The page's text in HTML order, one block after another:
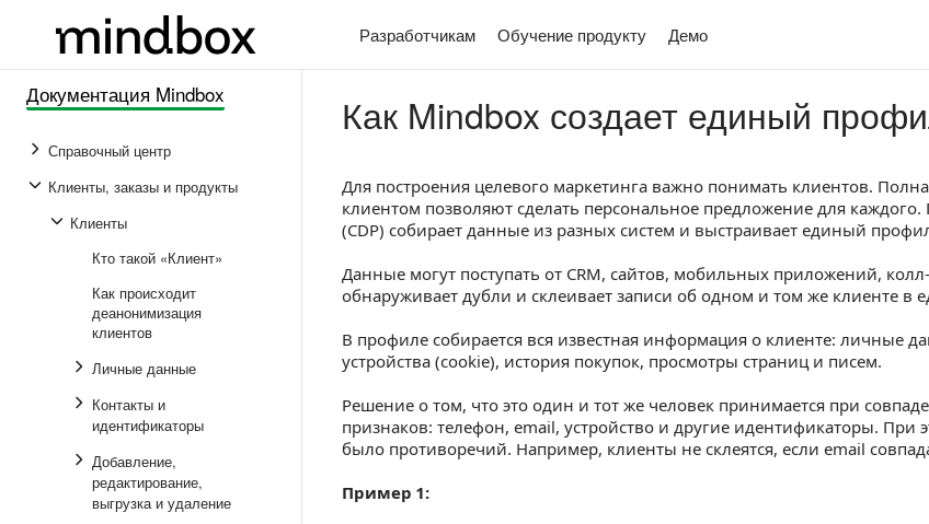
Разработчикам Обучение продукту Демо
Документация Mindbox
Справочный центр
Клиенты, заказы и продукты
Клиенты
Кто такой «Клиент»
Как происходит
деанонимизация
клиентов
Личные данные
Контакты и
идентификаторы
Добавление,
редактирование,
выгрузка и удаление
Как Mindbox создает единый
Для построения целевого маркетинга важно понимать клиентов.
клиентом позволяют сделать персональное предложение для
(CDP) собирает данные из разных систем и выстраивает единый
Данные могут поступать от CRM, сайтов, мобильных приложений,
обнаруживает дубли и склеивает записи об одном и том же клиенте в
В профиле собирается вся известная информация о клиенте: личные
устройства (cookie), история покупок, просмотры страниц и писем.
Решение о том, что это один и тот же человек принимается при
признаков: телефон, email, устройство и другие идентификаторы. При
было противоречий. Например, клиенты не склеятся, если email
Пример 1: